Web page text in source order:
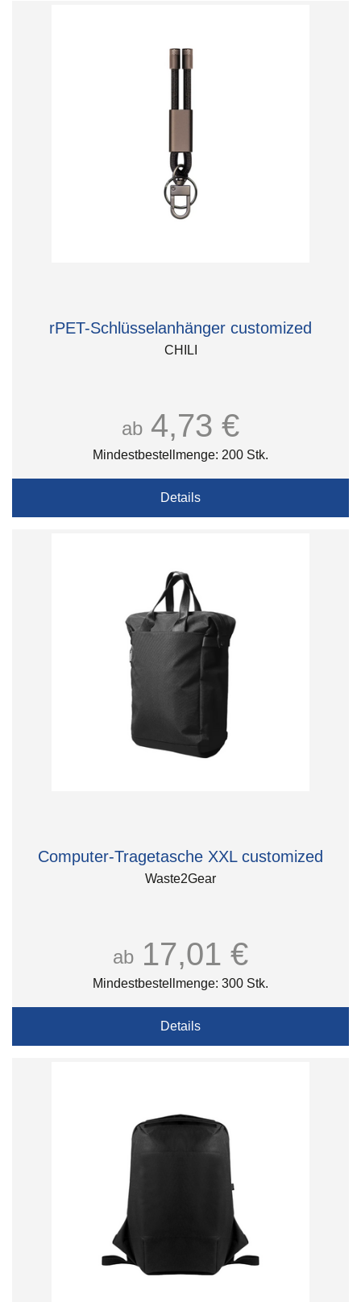
rPET-Schlüsselanhänger customized
CHILI
ab 4,73 €
Mindestbestellmenge: 200 Stk.
Details
Computer-Tragetasche XXL customized
Waste2Gear
ab 17,01 €
Mindestbestellmenge: 300 Stk.
Details